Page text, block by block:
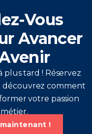
Vous
Avancer
tard ! Réservez
découvrez comment
votre passion
!